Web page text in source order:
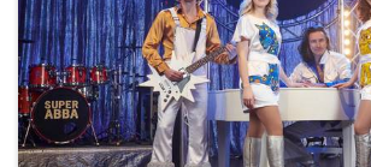
International